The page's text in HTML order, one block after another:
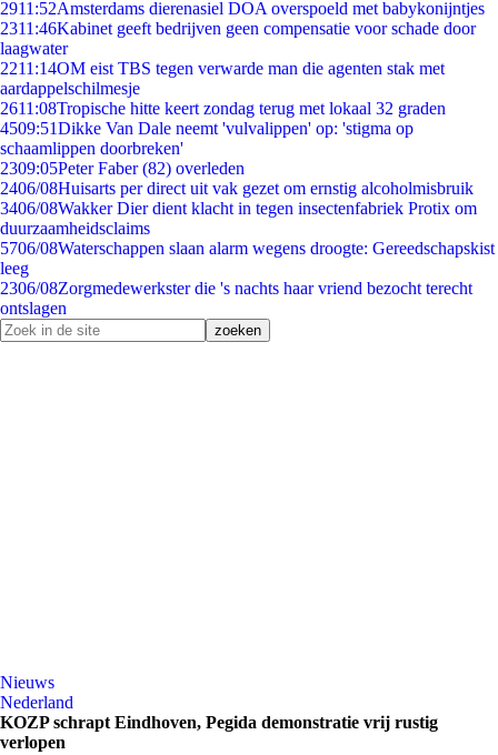
2911:52Amsterdams dierenasiel DOA overspoeld met babykonijntjes
2311:46Kabinet geeft bedrijven geen compensatie voor schade door
laagwater
2211:14OM eist TBS tegen verwarde man die agenten stak met
aardappelschilmesje
2611:08Tropische hitte keert zondag terug met lokaal 32 graden
4509:51Dikke Van Dale neemt 'vulvalippen' op: 'stigma op
schaamlippen doorbreken'
2309:05Peter Faber (82) overleden
2406/08Huisarts per direct uit vak gezet om ernstig alcoholmisbruik
3406/08Wakker Dier dient klacht in tegen insectenfabriek Protix om
duurzaamheidsclaims
5706/08Waterschappen slaan alarm wegens droogte: Gereedschapskist
leeg
2306/08Zorgmedewerkster die 's nachts haar vriend bezocht terecht
ontslagen
Nieuws
Nederland
KOZP schrapt Eindhoven, Pegida demonstratie vrij rustig
verlopen